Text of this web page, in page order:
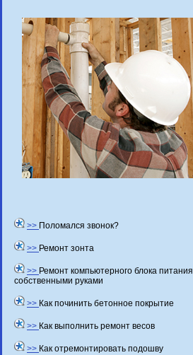
>> Поломался звонок?
>> Ремонт зонта
>> Ремонт компьютерного блока питания
собственными руками
>> Как починить бетонное покрытие
>> Как выполнить ремонт весов
>> Как отремонтировать подошву